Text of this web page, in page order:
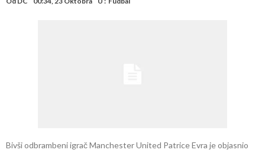
Bivši odbrambeni igrač Manchester United Patrice Evra je objasnio